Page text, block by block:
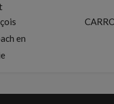
en